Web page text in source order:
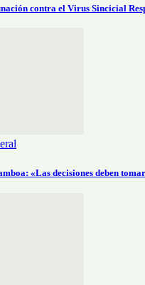
contra el Virus Sincicial
«Las decisiones deben